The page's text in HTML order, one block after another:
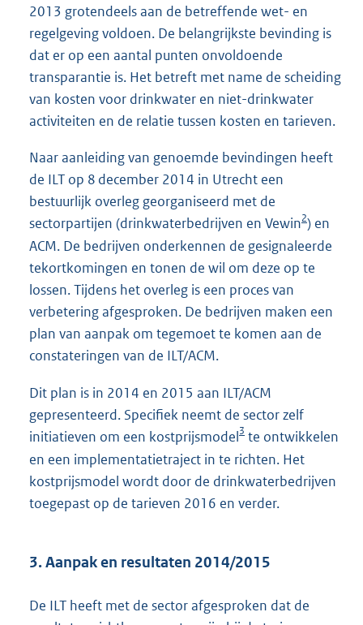
2013 grotendeels aan de betreffende wet- en
regelgeving voldoen. De belangrijkste bevinding is
dat er op een aantal punten onvoldoende
transparantie is. Het betreft met name de scheiding
van kosten voor drinkwater en niet-drinkwater
activiteiten en de relatie tussen kosten en tarieven.
Naar aanleiding van genoemde bevindingen heeft
de ILT op 8 december 2014 in Utrecht een
bestuurlijk overleg georganiseerd met de
sectorpartijen (drinkwaterbedrijven en Vewin2) en
ACM. De bedrijven onderkennen de gesignaleerde
tekortkomingen en tonen de wil om deze op te
lossen. Tijdens het overleg is een proces van
verbetering afgesproken. De bedrijven maken een
plan van aanpak om tegemoet te komen aan de
constateringen van de ILT/ACM.
Dit plan is in 2014 en 2015 aan ILT/ACM
gepresenteerd. Specifiek neemt de sector zelf
initiatieven om een kostprijsmodel3 te ontwikkelen
en een implementatietraject in te richten. Het
kostprijsmodel wordt door de drinkwaterbedrijven
toegepast op de tarieven 2016 en verder.
3. Aanpak en resultaten 2014/2015
De ILT heeft met de sector afgesproken dat de